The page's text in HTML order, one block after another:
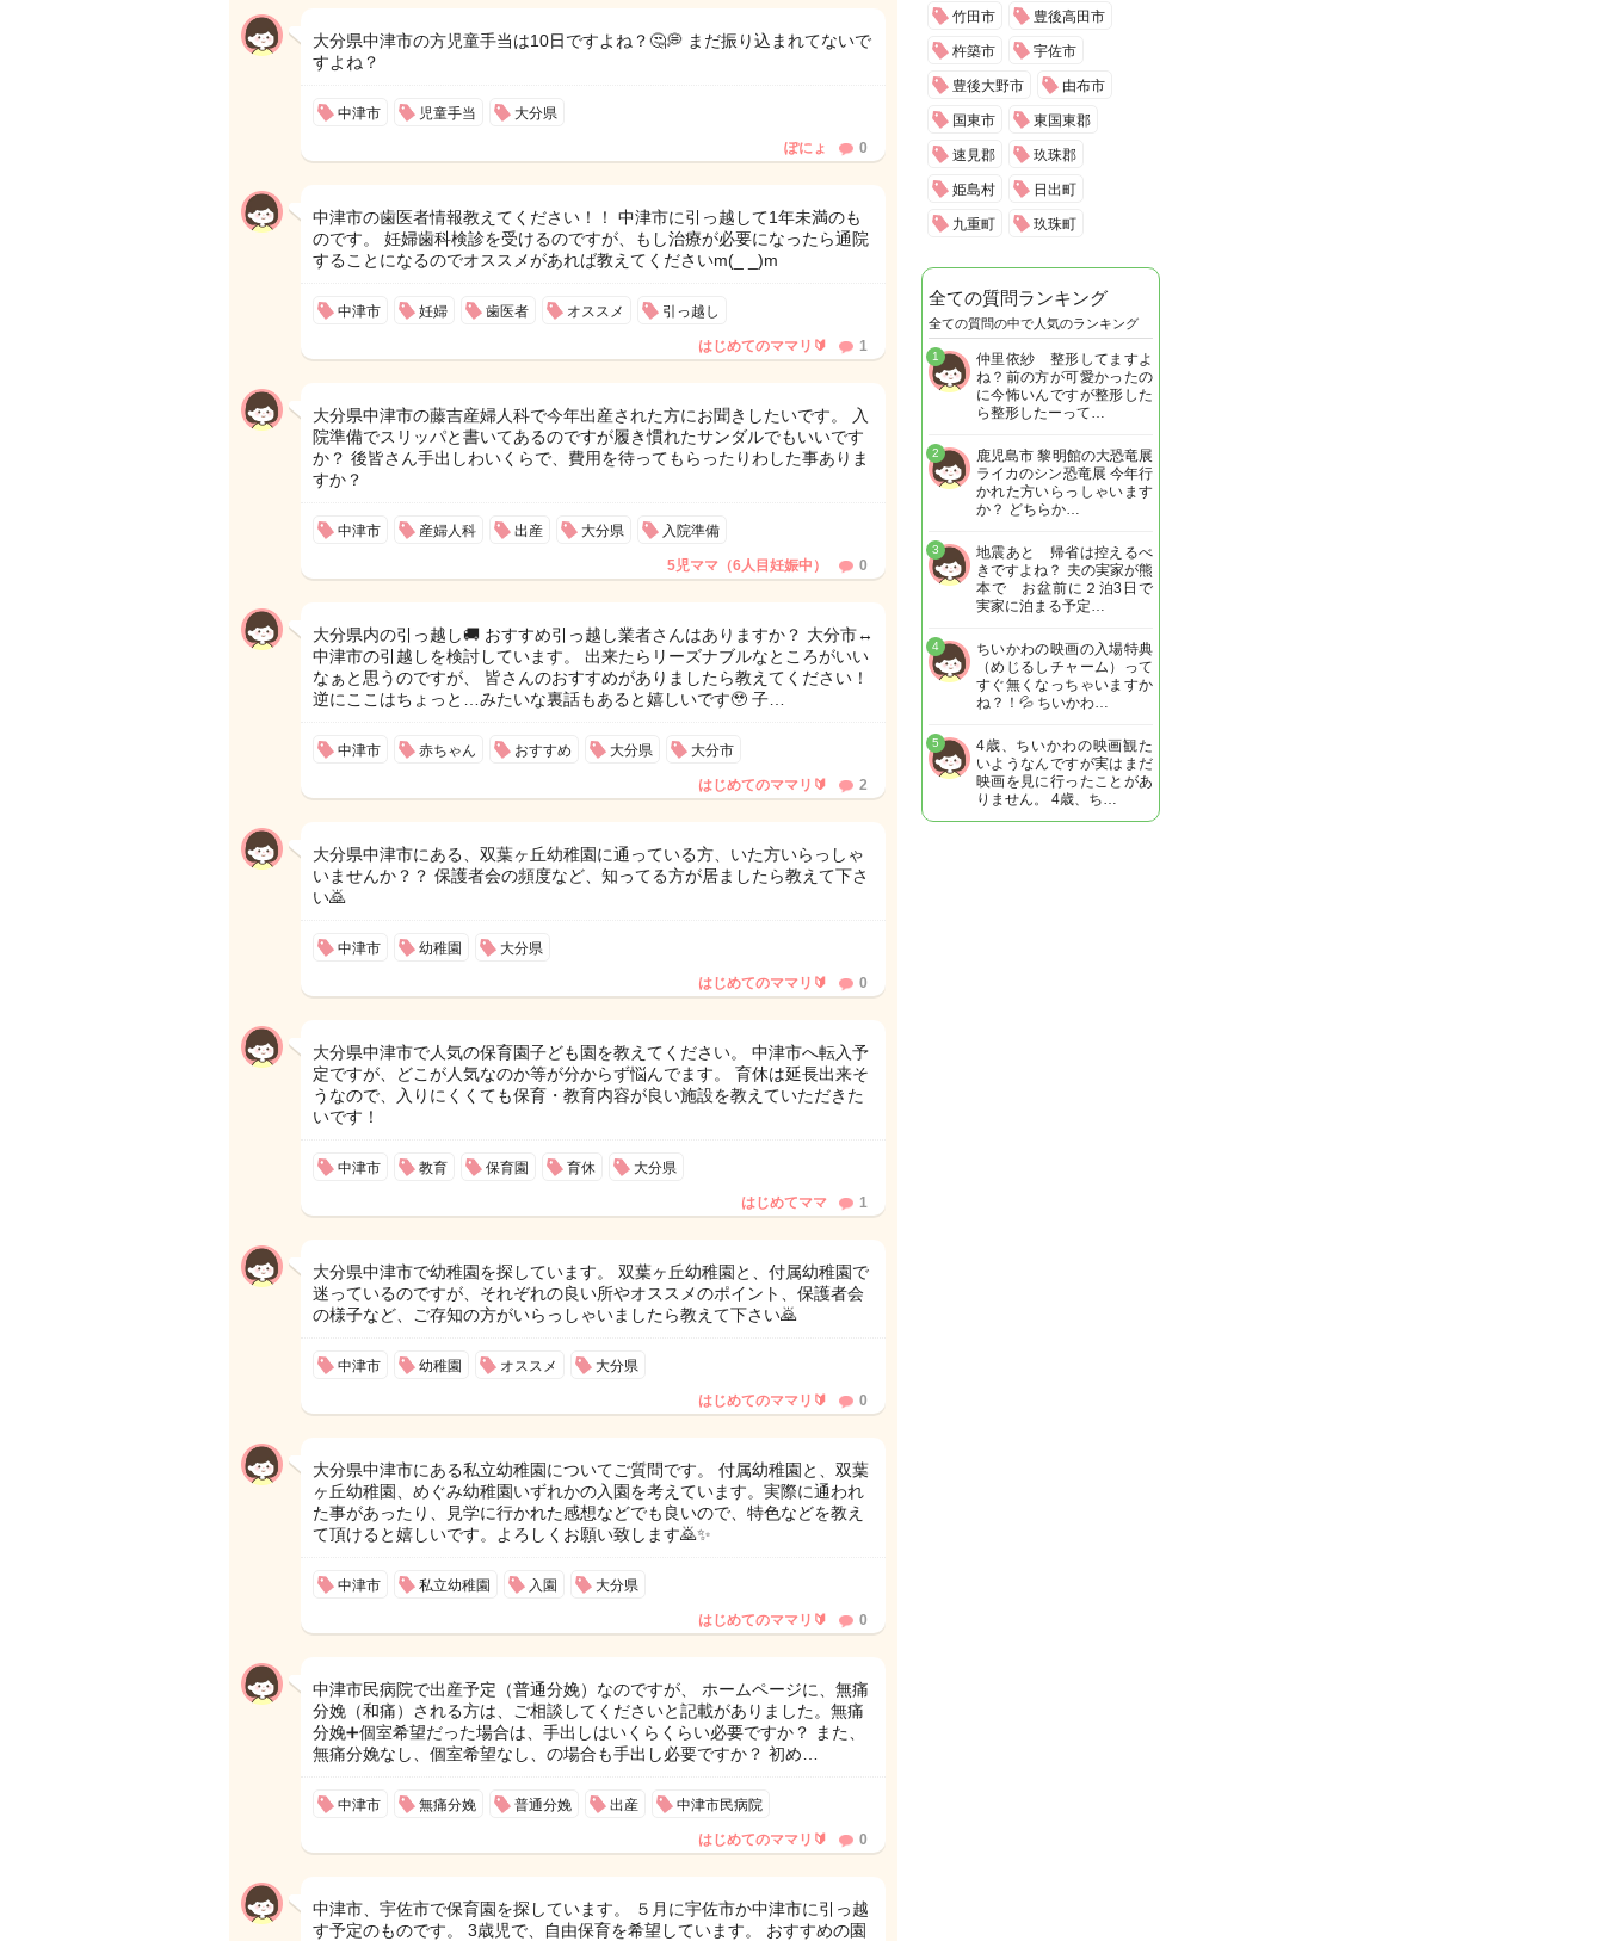
大分県中津市の方児童手当は10日ですよね？🤔💭 まだ振り込まれてないで
すよね？
中津市 児童手当 大分県
ぽにょ 0
中津市の歯医者情報教えてください！！ 中津市に引っ越して1年未満のも
のです。 妊婦歯科検診を受けるのですが、もし治療が必要になったら通院
することになるのでオススメがあれば教えてくださいm(_ _)m
中津市 妊婦 歯医者 オススメ 引っ越し
はじめてのママリ🔰 1
大分県中津市の藤吉産婦人科で今年出産された方にお聞きしたいです。 入
院準備でスリッパと書いてあるのですが履き慣れたサンダルでもいいです
か？ 後皆さん手出しわいくらで、費用を待ってもらったりわした事ありま
すか？
中津市 産婦人科 出産 大分県 入院準備
5児ママ（6人目妊娠中） 0
大分県内の引っ越し🚚 おすすめ引っ越し業者さんはありますか？ 大分市↔️
中津市の引越しを検討しています。 出来たらリーズナブルなところがいい
なぁと思うのですが、 皆さんのおすすめがありましたら教えてください！
逆にここはちょっと…みたいな裏話もあると嬉しいです🥹 子…
中津市 赤ちゃん おすすめ 大分県 大分市
はじめてのママリ🔰 2
大分県中津市にある、双葉ヶ丘幼稚園に通っている方、いた方いらっしゃ
いませんか？？ 保護者会の頻度など、知ってる方が居ましたら教えて下さ
い🙇
中津市 幼稚園 大分県
はじめてのママリ🔰 0
大分県中津市で人気の保育園子ども園を教えてください。 中津市へ転入予
定ですが、どこが人気なのか等が分からず悩んでます。 育休は延長出来そ
うなので、入りにくくても保育・教育内容が良い施設を教えていただきた
いです！
中津市 教育 保育園 育休 大分県
はじめてママ 1
大分県中津市で幼稚園を探しています。 双葉ヶ丘幼稚園と、付属幼稚園で
迷っているのですが、それぞれの良い所やオススメのポイント、保護者会
の様子など、ご存知の方がいらっしゃいましたら教えて下さい🙇
中津市 幼稚園 オススメ 大分県
はじめてのママリ🔰 0
大分県中津市にある私立幼稚園についてご質問です。 付属幼稚園と、双葉
ヶ丘幼稚園、めぐみ幼稚園いずれかの入園を考えています。実際に通われ
た事があったり、見学に行かれた感想などでも良いので、特色などを教え
て頂けると嬉しいです。よろしくお願い致します🙇✨
中津市 私立幼稚園 入園 大分県
はじめてのママリ🔰 0
中津市民病院で出産予定（普通分娩）なのですが、 ホームページに、無痛
分娩（和痛）される方は、ご相談してくださいと記載がありました。無痛
分娩➕個室希望だった場合は、手出しはいくらくらい必要ですか？ また、
無痛分娩なし、個室希望なし、の場合も手出し必要ですか？ 初め…
中津市 無痛分娩 普通分娩 出産 中津市民病院
はじめてのママリ🔰 0
中津市、宇佐市で保育園を探しています。 ５月に宇佐市か中津市に引っ越
す予定のものです。 3歳児で、自由保育を希望しています。 おすすめの園
竹田市 豊後高田市
杵築市 宇佐市
豊後大野市 由布市
国東市 東国東郡
速見郡 玖珠郡
姫島村 日出町
九重町 玖珠町
全ての質問ランキング
全ての質問の中で人気のランキング
仲里依紗 整形してますよ
ね？前の方が可愛かったの
に今怖いんですが整形した
ら整形したーって…
1
鹿児島市 黎明館の大恐竜展
ライカのシン恐竜展 今年行
かれた方いらっしゃいます
か？ どちらか…
2
地震あと 帰省は控えるべ
きですよね？ 夫の実家が熊
本で お盆前に２泊3日で
実家に泊まる予定…
3
ちいかわの映画の入場特典
（めじるしチャーム）って
すぐ無くなっちゃいますか
ね？！💦 ちいかわ…
4
4歳、ちいかわの映画観た
いようなんですが実はまだ
映画を見に行ったことがあ
りません。 4歳、ち…
5